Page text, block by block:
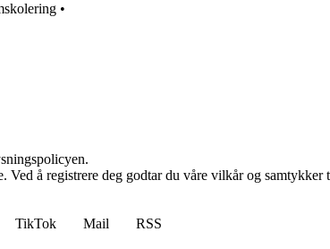
•
å registrere deg godtar du våre vilkår og
TikTok Mail
RSS